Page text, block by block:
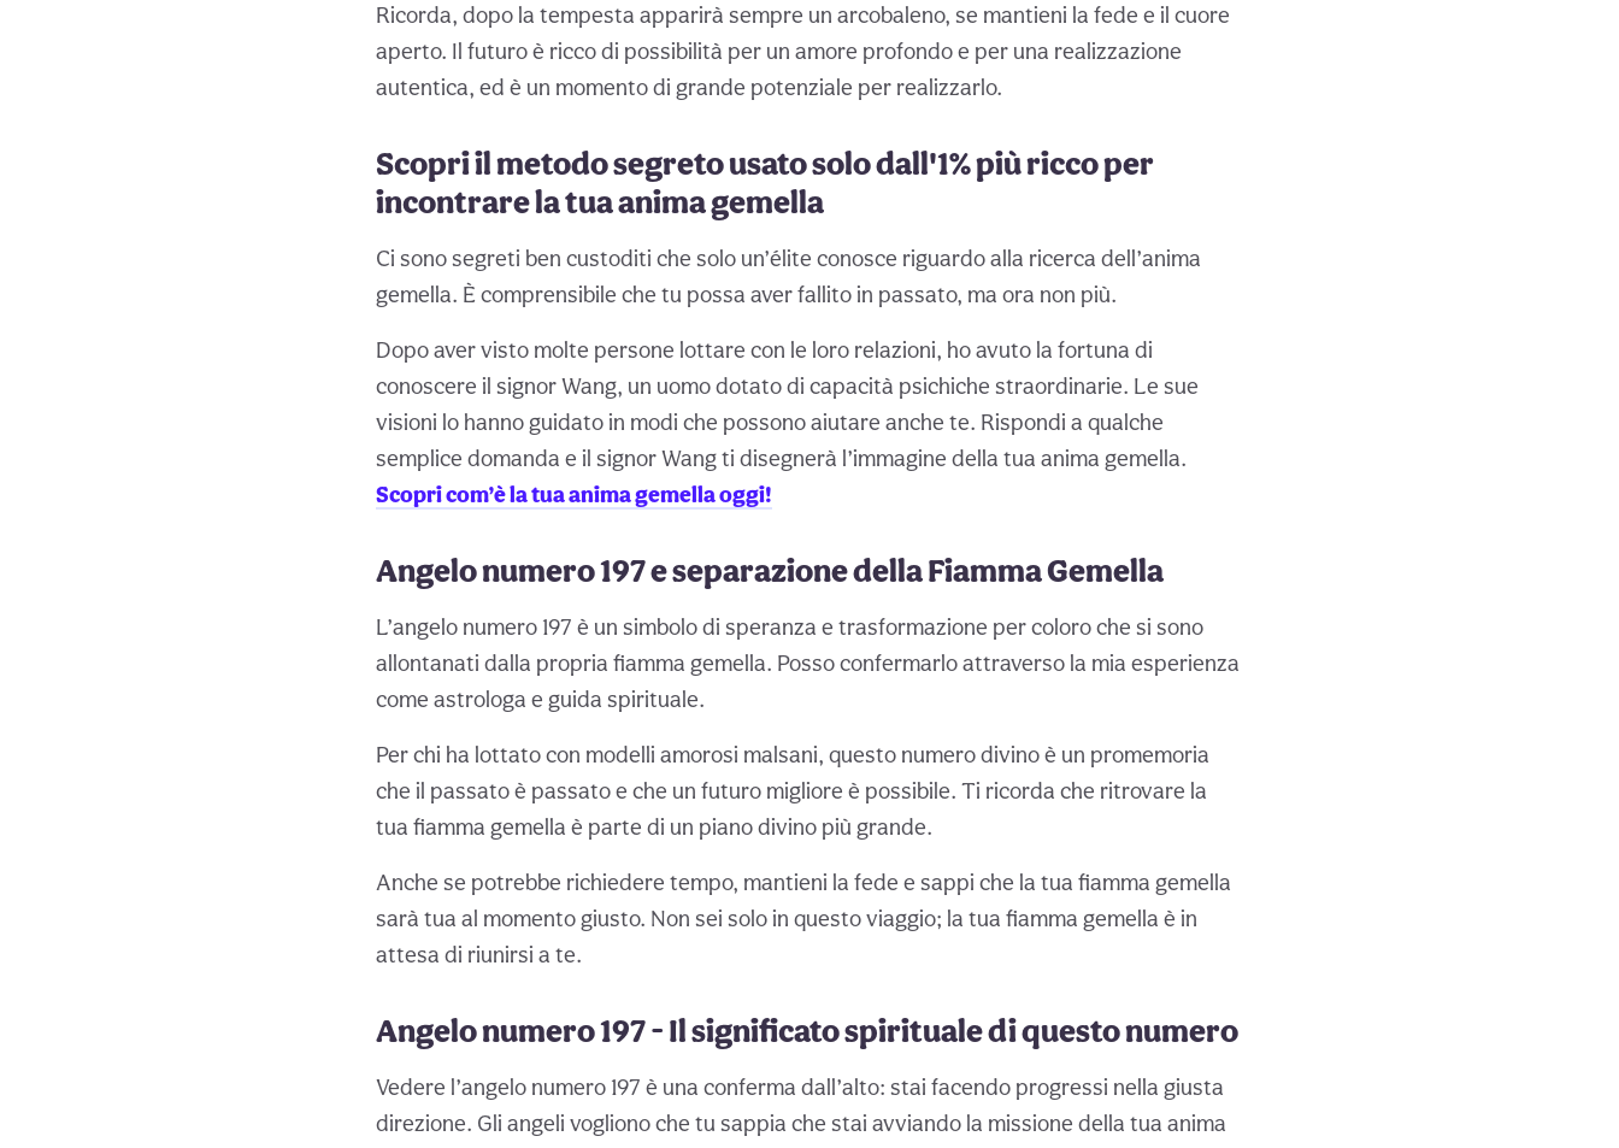
Ricorda, dopo la tempesta apparirà sempre un arcobaleno, se mantieni la fede e il cuore
aperto. Il futuro è ricco di possibilità per un amore profondo e per una realizzazione
autentica, ed è un momento di grande potenziale per realizzarlo.
Scopri il metodo segreto usato solo dall'1% più ricco per
incontrare la tua anima gemella
Ci sono segreti ben custoditi che solo un’élite conosce riguardo alla ricerca dell’anima
gemella. È comprensibile che tu possa aver fallito in passato, ma ora non più.
Dopo aver visto molte persone lottare con le loro relazioni, ho avuto la fortuna di
conoscere il signor Wang, un uomo dotato di capacità psichiche straordinarie. Le sue
visioni lo hanno guidato in modi che possono aiutare anche te. Rispondi a qualche
semplice domanda e il signor Wang ti disegnerà l’immagine della tua anima gemella.
Scopri com’è la tua anima gemella oggi!
Angelo numero 197 e separazione della Fiamma Gemella
L’angelo numero 197 è un simbolo di speranza e trasformazione per coloro che si sono
allontanati dalla propria fiamma gemella. Posso confermarlo attraverso la mia esperienza
come astrologa e guida spirituale.
Per chi ha lottato con modelli amorosi malsani, questo numero divino è un promemoria
che il passato è passato e che un futuro migliore è possibile. Ti ricorda che ritrovare la
tua fiamma gemella è parte di un piano divino più grande.
Anche se potrebbe richiedere tempo, mantieni la fede e sappi che la tua fiamma gemella
sarà tua al momento giusto. Non sei solo in questo viaggio; la tua fiamma gemella è in
attesa di riunirsi a te.
Angelo numero 197 - Il significato spirituale di questo numero
Vedere l’angelo numero 197 è una conferma dall’alto: stai facendo progressi nella giusta
direzione. Gli angeli vogliono che tu sappia che stai avviando la missione della tua anima